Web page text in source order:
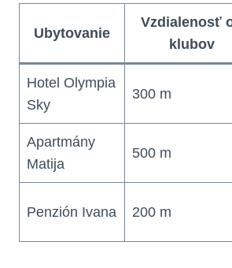
Ubytovanie
Vzdialenosť
klubov
Hotel Olympia
Sky
300 m
Apartmány
Matija
500 m
Penzión Ivana 200 m